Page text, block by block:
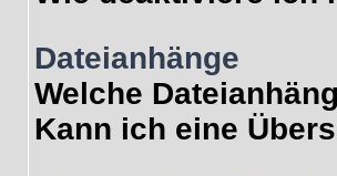
Dateianhänge
Welche
Kann ich eine